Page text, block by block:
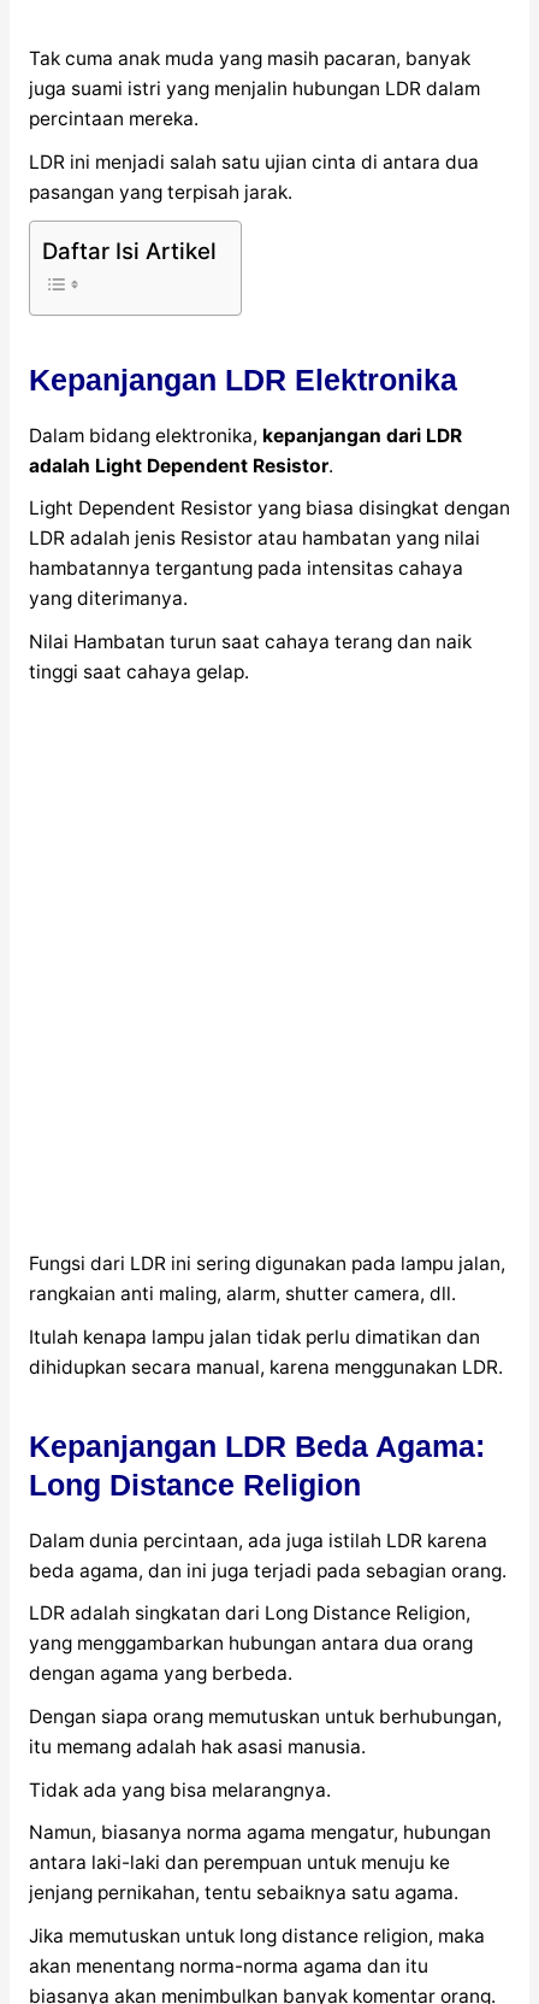
Tak cuma anak muda yang masih pacaran, banyak
juga suami istri yang menjalin hubungan LDR dalam
percintaan mereka.
LDR ini menjadi salah satu ujian cinta di antara dua
pasangan yang terpisah jarak.
Daftar Isi Artikel
Kepanjangan LDR Elektronika
Dalam bidang elektronika, kepanjangan dari LDR
adalah Light Dependent Resistor.
Light Dependent Resistor yang biasa disingkat dengan
LDR adalah jenis Resistor atau hambatan yang nilai
hambatannya tergantung pada intensitas cahaya
yang diterimanya.
Nilai Hambatan turun saat cahaya terang dan naik
tinggi saat cahaya gelap.
Fungsi dari LDR ini sering digunakan pada lampu jalan,
rangkaian anti maling, alarm, shutter camera, dll.
Itulah kenapa lampu jalan tidak perlu dimatikan dan
dihidupkan secara manual, karena menggunakan LDR.
Kepanjangan LDR Beda Agama:
Long Distance Religion
Dalam dunia percintaan, ada juga istilah LDR karena
beda agama, dan ini juga terjadi pada sebagian orang.
LDR adalah singkatan dari Long Distance Religion,
yang menggambarkan hubungan antara dua orang
dengan agama yang berbeda.
Dengan siapa orang memutuskan untuk berhubungan,
itu memang adalah hak asasi manusia.
Tidak ada yang bisa melarangnya.
Namun, biasanya norma agama mengatur, hubungan
antara laki-laki dan perempuan untuk menuju ke
jenjang pernikahan, tentu sebaiknya satu agama.
Jika memutuskan untuk long distance religion, maka
akan menentang norma-norma agama dan itu
biasanya akan menimbulkan banyak komentar orang.